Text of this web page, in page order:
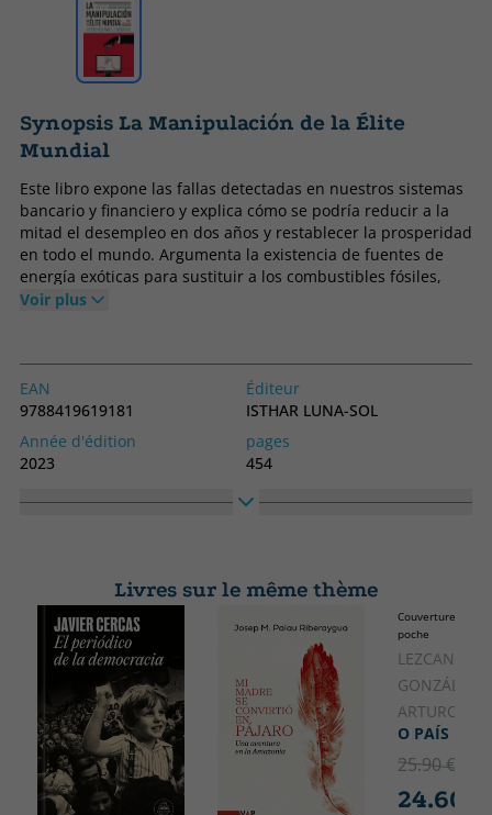
Synopsis La Manipulación de la Élite
Mundial
Este libro expone las fallas detectadas en nuestros sistemas
bancario y financiero y explica cómo se podría reducir a la
mitad el desempleo en dos años y restablecer la prosperidad
en todo el mundo. Argumenta la existencia de fuentes de
energía exóticas para sustituir a los combustibles fósiles,
insta a una movilización mundial inmediata para sustituir la
desesperado por salvar al planeta de un mayor
sobrecalentamiento. El libro arre mete contra el secretismo
gubernamental y contra más de 65 años de supuestas
mentiras y desinformación, y exige que se revele todo lo que
saben sobre los visitantes de otros mundos y su tecnología,
así como el alcance de su colaboración, incluidos los
tratados que puedan haber firmado.
Voir plus
EAN
9788419619181
Éditeur
ISTHAR LUNA-SOL
Année d'édition
2023
pages
454
langage
Livres sur le même thème
Couverture
poche
LEZCANO
GONZÁLEZ,
ARTURO
O PAÍS
25.90 €
24.60 €